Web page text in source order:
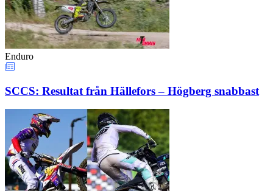
Enduro
SCCS: Resultat från Hällefors – Högberg snabbast